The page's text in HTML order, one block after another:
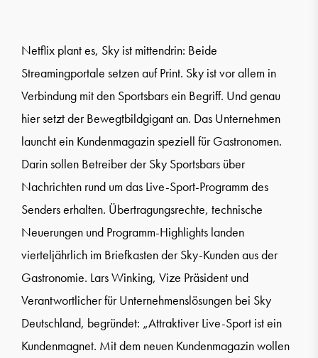
Netflix plant es, Sky ist mittendrin: Beide
Streamingportale setzen auf Print. Sky ist vor allem in
Verbindung mit den Sportsbars ein Begriff. Und genau
hier setzt der Bewegtbildgigant an. Das Unternehmen
launcht ein Kundenmagazin speziell für Gastronomen.
Darin sollen Betreiber der Sky Sportsbars über
Nachrichten rund um das Live-Sport-Programm des
Senders erhalten. Übertragungsrechte, technische
Neuerungen und Programm-Highlights landen
vierteljährlich im Briefkasten der Sky-Kunden aus der
Gastronomie. Lars Winking, Vize Präsident und
Verantwortlicher für Unternehmenslösungen bei Sky
Deutschland, begründet: „Attraktiver Live-Sport ist ein
Kundenmagnet. Mit dem neuen Kundenmagazin wollen